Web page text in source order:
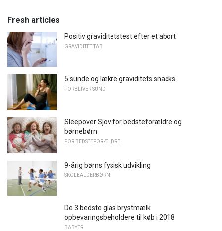
Fresh articles
Positiv graviditetstest efter et abort
GRAVIDITET TAB
5 sunde og lækre graviditets snacks
FORBLIVER SUND
Sleepover Sjov for bedsteforældre og
børnebørn
FOR BEDSTEFORÆLDRE
9-årig børns fysisk udvikling
SKOLEALDERBØRN
De 3 bedste glas brystmælk
opbevaringsbeholdere til køb i 2018
BABYER